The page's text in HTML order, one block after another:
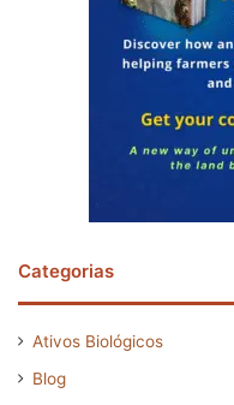
Categorias
Ativos Biológicos
Blog